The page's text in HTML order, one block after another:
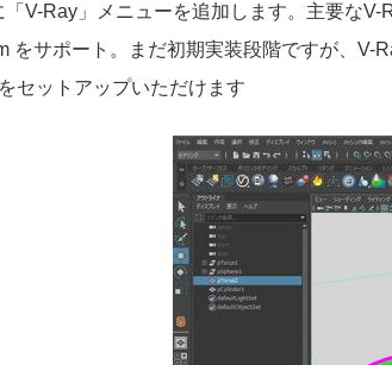
「V-Ray」メニューを追加します。主要な
をサポート。まだ初期実装段階ですが、V-
セットアップいただけます